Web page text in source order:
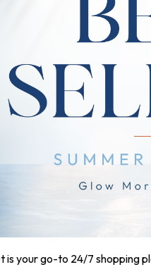
is your go-to 24/7 shopping